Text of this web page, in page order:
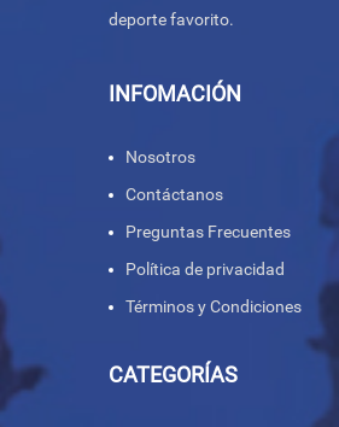
deporte favorito.
INFOMACIÓN
Nosotros
Contáctanos
Preguntas Frecuentes
Política de privacidad
Términos y Condiciones
CATEGORÍAS